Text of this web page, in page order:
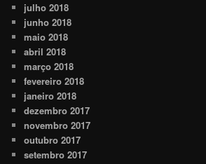
julho 2018
junho 2018
maio 2018
abril 2018
março 2018
fevereiro 2018
janeiro 2018
dezembro 2017
novembro 2017
outubro 2017
setembro 2017